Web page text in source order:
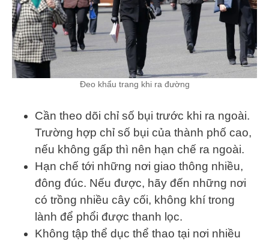
Đeo khẩu trang khi ra đường
Cần theo dõi chỉ số bụi trước khi ra ngoài.
Trường hợp chỉ số bụi của thành phố cao,
nếu không gấp thì nên hạn chế ra ngoài.
Hạn chế tới những nơi giao thông nhiều,
đông đúc. Nếu được, hãy đến những nơi
có trồng nhiều cây cối, không khí trong
lành để phổi được thanh lọc.
Không tập thể dục thể thao tại nơi nhiều